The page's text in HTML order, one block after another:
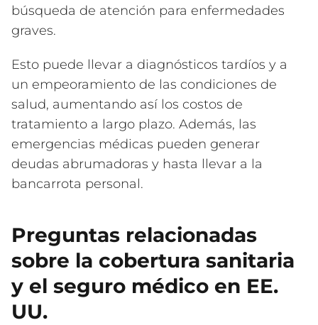
búsqueda de atención para enfermedades
graves.
Esto puede llevar a diagnósticos tardíos y a
un empeoramiento de las condiciones de
salud, aumentando así los costos de
tratamiento a largo plazo. Además, las
emergencias médicas pueden generar
deudas abrumadoras y hasta llevar a la
bancarrota personal.
Preguntas relacionadas
sobre la cobertura sanitaria
y el seguro médico en EE.
UU.